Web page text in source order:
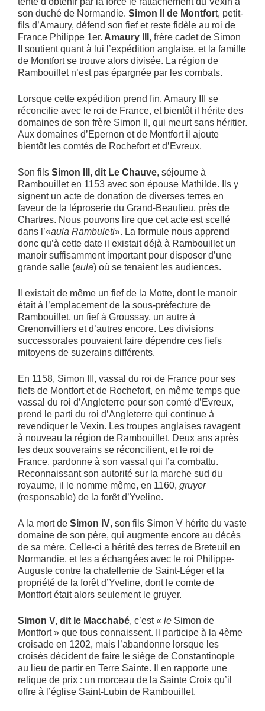
son duché de Normandie. Simon II de Montfort, petit-
fils d’Amaury, défend son fief et reste fidèle au roi de
France Philippe 1er. Amaury III , frère cadet de Simon
II soutient quant à lui l’expédition anglaise, et la famille
de Montfort se trouve alors divisée. La région de
Rambouillet n’est pas épargnée par les combats.
Lorsque cette expédition prend fin, Amaury III se
réconcilie avec le roi de France, et bientôt il hérite des
domaines de son frère Simon II, qui meurt sans héritier.
Aux domaines d’Epernon et de Montfort il ajoute
bientôt les comtés de Rochefort et d’Evreux.
Son fils Simon III, dit Le Chauve, séjourne à
Rambouillet en 1153 avec son épouse Mathilde. Ils y
signent un acte de donation de diverses terres en
faveur de la léproserie du Grand-Beaulieu, près de
Chartres. Nous pouvons lire que cet acte est scellé
dans l’«aula Rambuleti». La formule nous apprend
donc qu’à cette date il existait déjà à Rambouillet un
manoir suffisamment important pour disposer d’une
grande salle (aula) où se tenaient les audiences.
Il existait de même un fief de la Motte, dont le manoir
était à l’emplacement de la sous-préfecture de
Rambouillet, un fief à Groussay, un autre à
Grenonvilliers et d’autres encore. Les divisions
successorales pouvaient faire dépendre ces fiefs
mitoyens de suzerains différents.
En 1158, Simon III, vassal du roi de France pour ses
fiefs de Montfort et de Rochefort, en même temps que
vassal du roi d’Angleterre pour son comté d’Evreux,
prend le parti du roi d’Angleterre qui continue à
revendiquer le Vexin. Les troupes anglaises ravagent
à nouveau la région de Rambouillet. Deux ans après
les deux souverains se réconcilient, et le roi de
France, pardonne à son vassal qui l’a combattu.
Reconnaissant son autorité sur la marche sud du
royaume, il le nomme même, en 1160, gruyer
(responsable) de la forêt d’Yveline.
A la mort de Simon IV, son fils Simon V hérite du vaste
domaine de son père, qui augmente encore au décès
de sa mère. Celle-ci a hérité des terres de Breteuil en
Normandie, et les a échangées avec le roi Philippe-
Auguste contre la chatellenie de Saint-Léger et la
propriété de la forêt d’Yveline, dont le comte de
Montfort était alors seulement le gruyer.
Simon V, dit le Macchabé, c’est « le Simon de
Montfort » que tous connaissent. Il participe à la 4ème
croisade en 1202, mais l’abandonne lorsque les
croisés décident de faire le siège de Constantinople
au lieu de partir en Terre Sainte. Il en rapporte une
relique de prix : un morceau de la Sainte Croix qu’il
offre à l’église Saint-Lubin de Rambouillet.